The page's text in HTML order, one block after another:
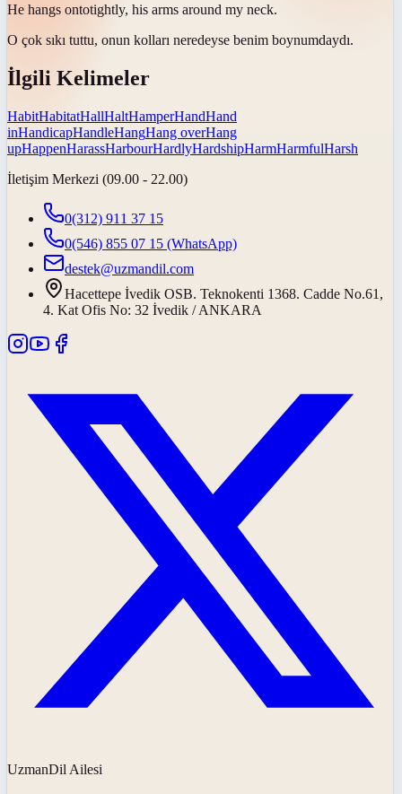
He hangs ontotightly, his arms around my neck.
O çok sıkı tuttu, onun kolları neredeyse benim boynumdaydı.
İlgili Kelimeler
HabitHabitatHallHaltHamperHandHand
inHandicapHandleHangHang overHang
upHappenHarassHarbourHardlyHardshipHarmHarmfulHarsh
İletişim Merkezi (09.00 - 22.00)
0(312) 911 37 15
0(546) 855 07 15 (WhatsApp)
destek@uzmandil.com
Hacettepe İvedik OSB. Teknokenti 1368. Cadde No.61,
4. Kat Ofis No: 32 İvedik / ANKARA
UzmanDil Ailesi